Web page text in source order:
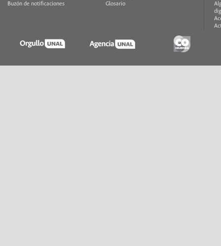
Buzón de notificaciones
Glosario